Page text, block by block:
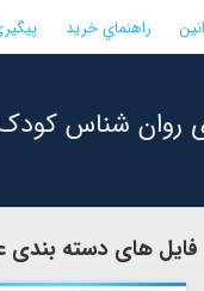
راهنماي خريد
روان شناس
فایل های دسته بندی